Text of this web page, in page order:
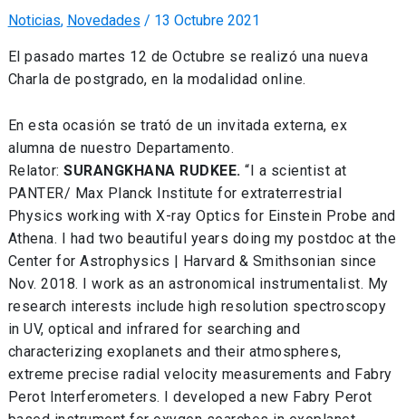
Noticias, Novedades / 13 Octubre 2021
El pasado martes 12 de Octubre se realizó una nueva
Charla de postgrado, en la modalidad online.
En esta ocasión se trató de un invitada externa, ex
alumna de nuestro Departamento.
Relator:SURANGKHANA RUDKEE. “I a scientist at
PANTER/ Max Planck Institute for extraterrestrial
Physics working with X-ray Optics for Einstein Probe and
Athena. I had two beautiful years doing my postdoc at the
Center for Astrophysics | Harvard & Smithsonian since
Nov. 2018. I work as an astronomical instrumentalist. My
research interests include high resolution spectroscopy
in UV, optical and infrared for searching and
characterizing exoplanets and their atmospheres,
extreme precise radial velocity measurements and Fabry
Perot Interferometers. I developed a new Fabry Perot